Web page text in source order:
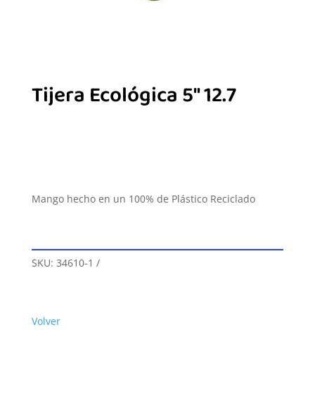
Tijera Ecológica 5″ 12.7
Mango hecho en un 100% de Plástico Reciclado
SKU: 34610-1
Volver